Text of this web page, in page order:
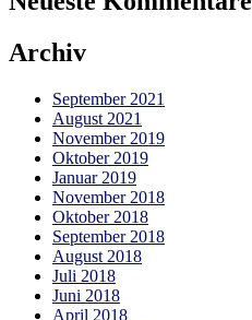
Archiv
September 2021
August 2021
November 2019
Oktober 2019
Januar 2019
November 2018
Oktober 2018
September 2018
August 2018
Juli 2018
Juni 2018
April 2018